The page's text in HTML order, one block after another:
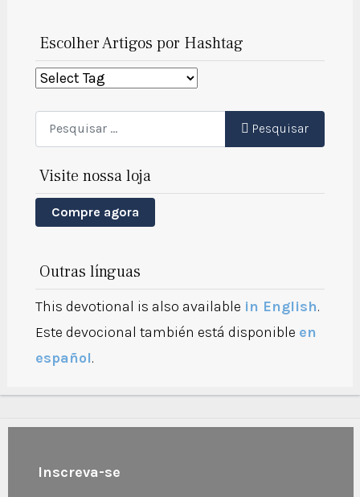
Escolher Artigos por Hashtag
Pesquisar Pesquisar
Visite nossa loja
Compre agora
Outras línguas
This devotional is also available in English.
Este devocional también está disponible en
español.
Inscreva-se